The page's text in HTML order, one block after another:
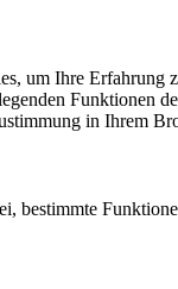
um Ihre Erfahrung
Funktionen
in Ihrem
bestimmte